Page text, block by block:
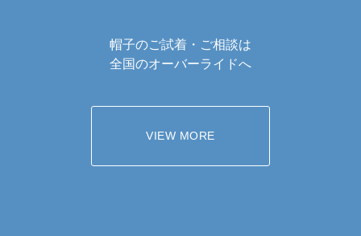
帽子のご試着・ご相談は
全国のオーバーライドへ
VIEW MORE